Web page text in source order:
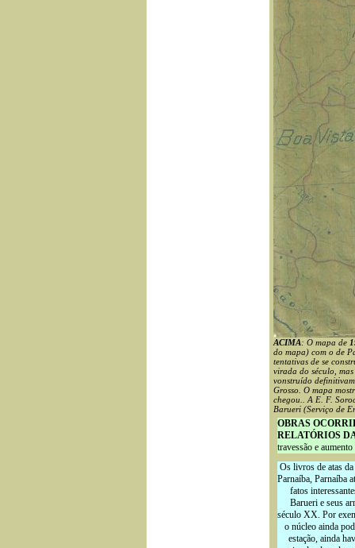
ACIMA: O mapa de
do mapa) com o de
tentativas de se
virada do século,
vonstruído
Grosso. O mapa
chegou.. A E. F.
Barueri (Serviço de
OBRAS
RELATÓRIOS
travessão e
Os livros de atas da
Parnaíba, Parnaíba
fatos
Barueri e seus
século XX. Por
o núcleo ainda
estação, ainda